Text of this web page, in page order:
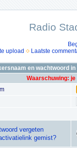
Radio
upload Laatste
en wachtwoord in
Waarschuwing:
vergeten
gemist?